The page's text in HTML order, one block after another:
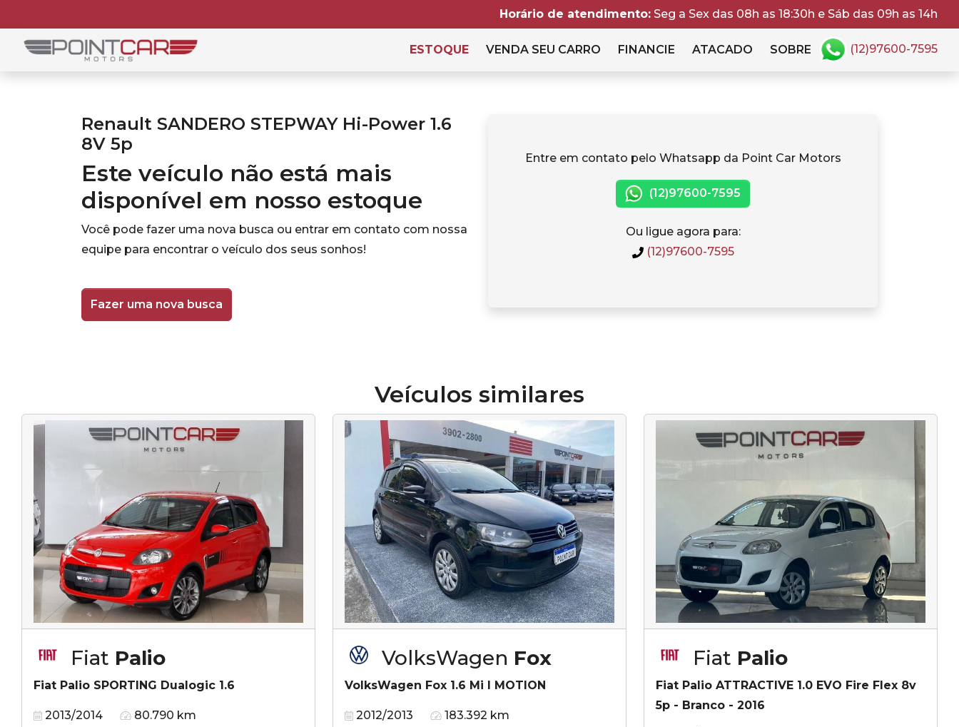
Horário de atendimento: Seg a Sex das 08h as 18:30h e Sáb das 09h as 14h
ESTOQUE VENDA SEU CARRO FINANCIE ATACADO SOBRE (12)97600-7595
Renault SANDERO STEPWAY Hi-Power 1.6
8V 5p
Este veículo não está mais
disponível em nosso estoque
Você pode fazer uma nova busca ou entrar em contato com nossa
equipe para encontrar o veículo dos seus sonhos!
Fazer uma nova busca
Entre em contato pelo Whatsapp da Point Car Motors
(12)97600-7595
Ou ligue agora para:
(12)97600-7595
Veículos similares
Fiat Palio
Fiat Palio SPORTING Dualogic 1.6
2013/2014 80.790 km
VolksWagen Fox
VolksWagen Fox 1.6 Mi I MOTION
2012/2013 183.392 km
Fiat Palio
Fiat Palio ATTRACTIVE 1.0 EVO Fire Flex 8v
5p - Branco - 2016